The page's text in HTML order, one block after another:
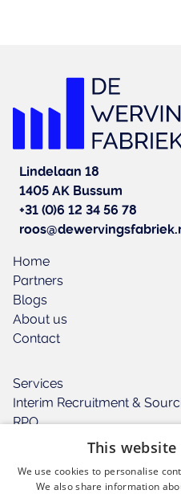
Lindelaan 18
1405 AK Bussum
+31 (0)6 12 34 56 78
Home
Partners
Blogs
About us
Contact
Services
Interim Recruitment &
RPO
People & CultureThis website
We use cookies to personalise
We also share information